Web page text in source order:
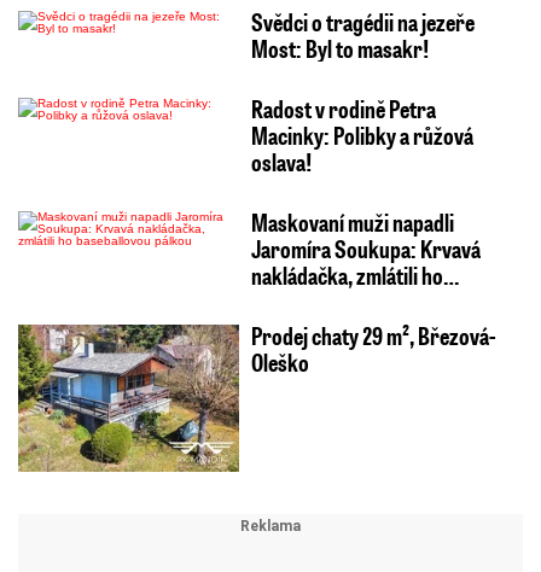
Svědci o tragédii na jezeře
Most: Byl to masakr!
Radost v rodině Petra
Macinky: Polibky a růžová
oslava!
Maskovaní muži napadli
Jaromíra Soukupa: Krvavá
nakládačka, zmlátili ho…
Prodej chaty 29 m², Březová-
Oleško